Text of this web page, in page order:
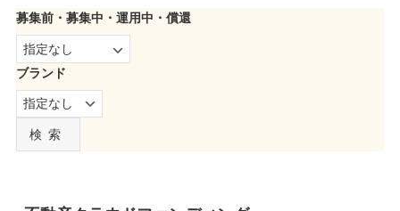
募集前・募集中・運用中・償還
ブランド
検索